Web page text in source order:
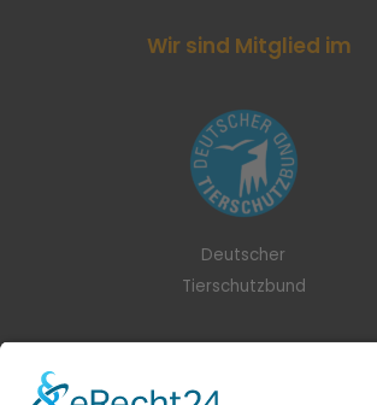
Wir sind Mitglied im
Deutscher
Tierschutzbund